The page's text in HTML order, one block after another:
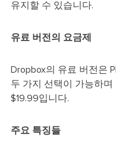
유지할 수 있습니다.
유료 버전의 요금제
Dropbox의 유료 버전은
두 가지 선택이 가능하며
$19.99입니다.
주요 특징들